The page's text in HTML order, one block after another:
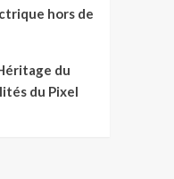
hors de
du
du Pixel